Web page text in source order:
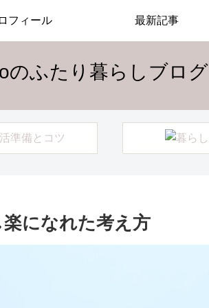
のふたり暮らしブログ
フィール 最新記事
になれた考え方